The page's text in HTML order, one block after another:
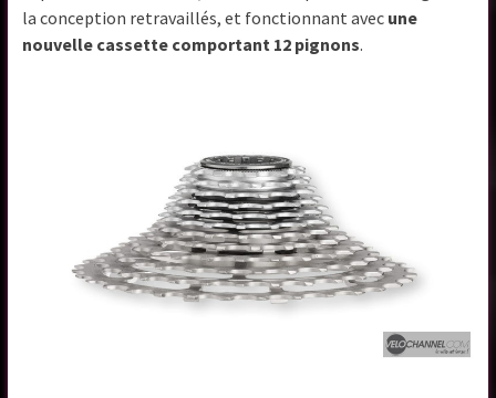
la conception retravaillés, et fonctionnant avec une
nouvelle cassette comportant 12 pignons.